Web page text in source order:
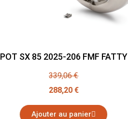
POT SX 85 2025-206 FMF FATTY
339,06 €
288,20 €
Ajouter au panier